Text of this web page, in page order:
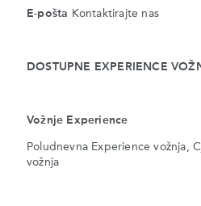
E-pošta Kontaktirajte nas
DOSTUPNE EXPERIENCE
Vožnje Experience
Poludnevna Experience vožnja,
vožnja